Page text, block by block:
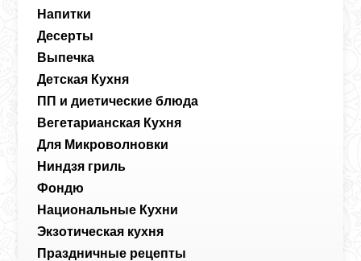
Напитки
Десерты
Выпечка
Детская Кухня
ПП и диетические блюда
Вегетарианская Кухня
Для Микроволновки
Ниндзя гриль
Фондю
Национальные Кухни
Экзотическая кухня
Праздничные рецепты